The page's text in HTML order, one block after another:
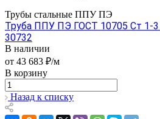
Трубы стальные ППУ ПЭ
Труба ППУ ПЭ ГОСТ 10705 Ст 1-
30732
В наличии
от 43 683 ₽/м
В корзину
Назад к списку